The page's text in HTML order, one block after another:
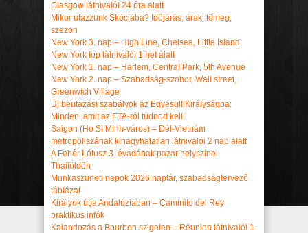
Glasgow látnivalói 24 óra alatt
Mikor utazzunk Skóciába? Időjárás, árak, tömeg,
szezon
New York 3. nap – High Line, Chelsea, Little Island
New York top látnivalói 1 hét alatt
New York 1. nap – Harlem, Central Park, 5th Avenue
New York 2. nap – Szabadság-szobor, Wall street,
Greenwich Village
Új beutazási szabályok az Egyesült Királyságba:
Minden, amit az ETA-ról tudnod kell!
Saigon (Ho Si Minh-város) – Dél-Vietnám
metropoliszának kihagyhatatlan látnivalói 2 nap alatt
A Fehér Lótusz 3. évadának pazar helyszínei
Thaiföldön
Munkaszüneti napok 2026 naptár, szabadságtervező
táblázat
Királyok útja Andalúziában – Caminito del Rey
praktikus infók
Kalandozás a Bourbon szigeten – Réunion látnivalói 1-